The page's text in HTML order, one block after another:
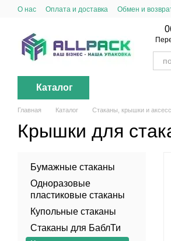
Перейти к основному контенту
О нас Оплата и доставка Обмен и
Каталог
Главная Каталог Стаканы, крышки и
Крышки для
Бумажные стаканы
Одноразовые
пластиковые стаканы
Купольные стаканы
Стаканы для БаблТи